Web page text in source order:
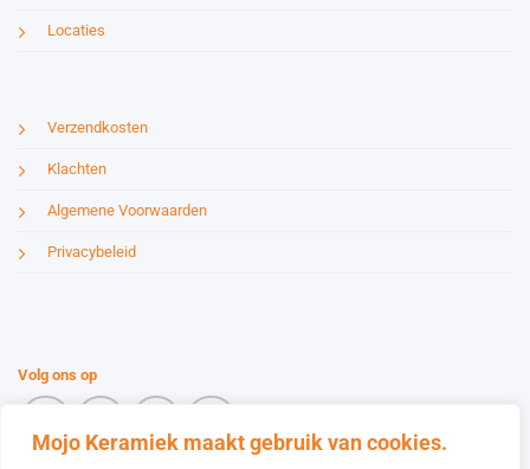
Mojo Keramiek maakt gebruik van cookies.
Locaties
Verzendkosten
Klachten
Algemene Voorwaarden
Privacybeleid
Volg ons op